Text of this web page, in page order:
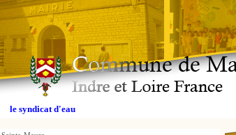
le syndicat d'eau